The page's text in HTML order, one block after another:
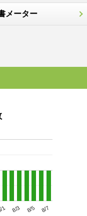
メーター
1 8/3 8/5 8/7